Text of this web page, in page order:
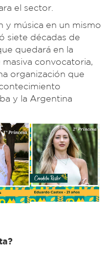
el sector.
y música en un mismo
siete décadas de
quedará en la
convocatoria,
organización que
y la Argentina